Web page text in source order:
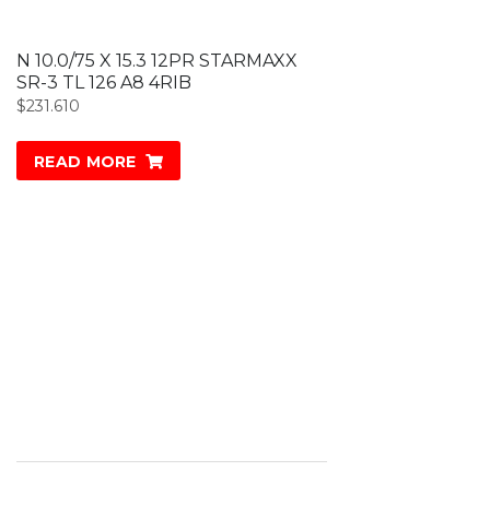
N 10.0/75 X 15.3 12PR STARMAXX
SR-3 TL 126 A8 4RIB
$231.610
READ MORE